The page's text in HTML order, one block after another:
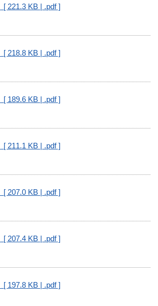
[ 221.3 KB | .pdf ]
[ 218.8 KB | .pdf ]
[ 189.6 KB | .pdf ]
[ 211.1 KB | .pdf ]
[ 207.0 KB | .pdf ]
[ 207.4 KB | .pdf ]
[ 197.8 KB | .pdf ]